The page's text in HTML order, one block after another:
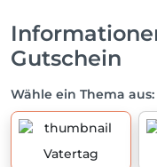
Gutschein
Wähle ein Thema aus:
Vatertag